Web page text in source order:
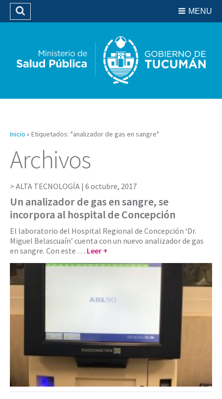
Biblioteca
MENU
Buscar
Inicio » Etiquetados: "analizador de gas en sangre"
Archivos
ALTA TECNOLOGÍA | 6 octubre, 2017
Un analizador de gas en sangre, se
incorpora al hospital de Concepción
El laboratorio del Hospital Regional de Concepción ‘Dr.
Miguel Belascuaín’ cuenta con un nuevo analizador de gas
en sangre. Con este … Leer +